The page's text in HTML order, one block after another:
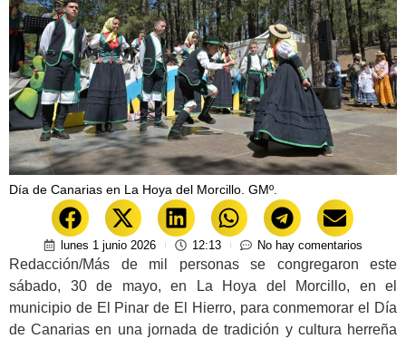
Día de Canarias en La Hoya del Morcillo. GMº.
lunes 1 junio 2026 12:13 No hay comentarios
Redacción/Más de mil personas se congregaron este
sábado, 30 de mayo, en La Hoya del Morcillo, en el
municipio de El Pinar de El Hierro, para conmemorar el Día
de Canarias en una jornada de tradición y cultura herreña